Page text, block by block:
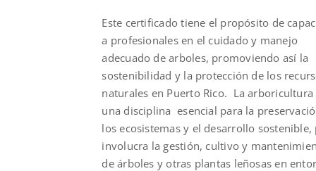
$800.00.$634.00.
Este certificado tiene el propósito de
a profesionales en el cuidado y manejo
adecuado de arboles, promoviendo así la
sostenibilidad y la protección de los
naturales en Puerto Rico. La arboricultura
una disciplina esencial para la
los ecosistemas y el desarrollo sostenible,
involucra la gestión, cultivo y
de árboles y otras plantas leñosas en